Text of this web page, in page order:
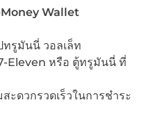
Wallet
รูมันนี่ วอลเล็ท
Eleven หรือ ตู้ทรูมันนี่ ที่
ะดวกรวดเร็วในการชำระ